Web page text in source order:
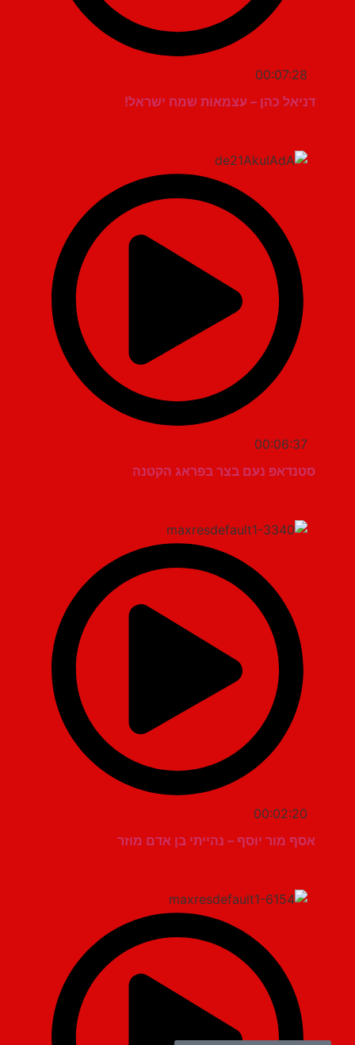
00:07:28
דניאל כהן – עצמאות שמח ישראל!
00:06:37
סטנדאפ נעם בצר בפראג הקטנה
00:02:20
אסף מור יוסף – נהייתי בן אדם מוזר